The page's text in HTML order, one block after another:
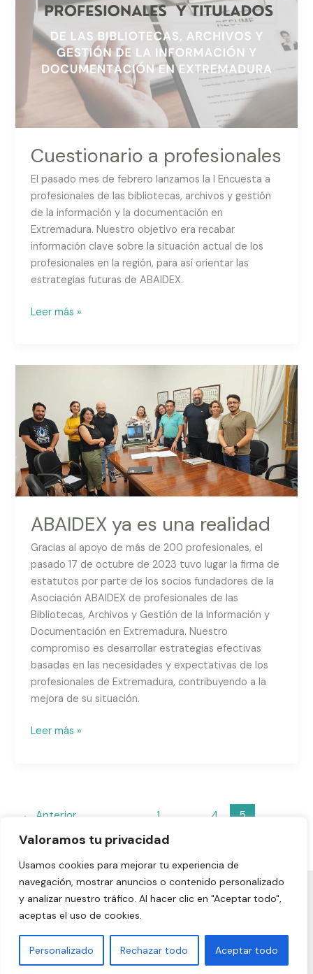
Valoramos tu privacidad
Usamos cookies para mejorar tu experiencia de
navegación, mostrar anuncios o contenido personalizado
y analizar nuestro tráfico. Al hacer clic en "Aceptar todo",
aceptas el uso de cookies.
Personalizado Rechazar todo Aceptar todo
Cuestionario a profesionales
El pasado mes de febrero lanzamos la I Encuesta a
profesionales de las bibliotecas, archivos y gestión
de la información y la documentación en
Extremadura. Nuestro objetivo era recabar
información clave sobre la situación actual de los
profesionales en la región, para así orientar las
estrategias futuras de ABAIDEX.
Leer más »
ABAIDEX ya es una realidad
Gracias al apoyo de más de 200 profesionales, el
pasado 17 de octubre de 2023 tuvo lugar la firma de
estatutos por parte de los socios fundadores de la
Asociación ABAIDEX de profesionales de las
Bibliotecas, Archivos y Gestión de la Información y
Documentación en Extremadura. Nuestro
compromiso es desarrollar estrategias efectivas
basadas en las necesidades y expectativas de los
profesionales de Extremadura, contribuyendo a la
mejora de su situación.
es
una
realidad
Leer más »
← Anterior 1 4 5
Aviso legal|Política de privacidad|Política de cookies
Declaración de accesibilidad
Copyright © 2024 | ABAIDEX